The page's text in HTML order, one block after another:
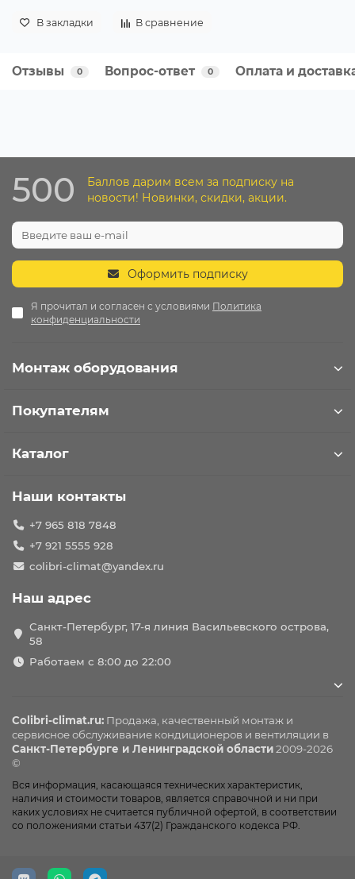
В закладки В сравнение
Отзывы 0 Вопрос-ответ 0 Оплата и
500
Баллов дарим всем за подписку на
новости! Новинки, скидки, акции.
Оформить подписку
Я прочитал и согласен с условиями Политика
конфиденциальности
Монтаж оборудования
Покупателям
Каталог
Наши контакты
+7 965 818 7848
+7 921 5555 928
colibri-climat@yandex.ru
Наш адрес
Санкт-Петербург, 17-я линия Васильевского острова,
58
Работаем с 8:00 до 22:00
Colibri-climat.ru: Продажа, качественный монтаж и
сервисное обслуживание кондиционеров и вентиляции в
Санкт-Петербурге и Ленинградской области2009-2026
©
Вся информация, касающаяся технических характеристик,
наличия и стоимости товаров, является справочной и ни при
каких условиях не считается публичной офертой, в соответствии
со положениями статьи 437(2) Гражданского кодекса РФ.